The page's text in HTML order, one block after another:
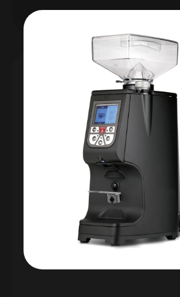
ZENITH 65
Eureka Zenith 65 E, mele jednu nebo
nebo kontinuálně.
Precizní elektronické dávkování na
měření doby mletí.
Jednoduché intuitivní nastavení
nepotřebujete návod.
Výkon mletí 2-3g/s
Vhodný pro provozy s kapacitou do